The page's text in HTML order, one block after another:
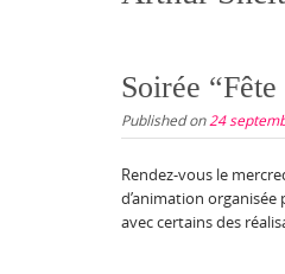
Soirée
Published on24
Rendez-vous le
d’animation
avec certains des